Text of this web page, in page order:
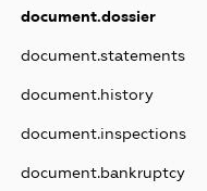
document.dossier
document.statements
document.history
document.inspections
document.bankruptcy